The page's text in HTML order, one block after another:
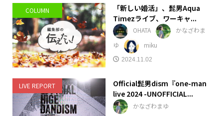
COLUMN
「新しい婚活」、髭男Aqua
Timezライブ、ワーキャ...
OHATA
かなざわま
ゆ
miku
2024.11.02
LIVE REPORT
Official髭男dism『one-man
live 2024 -UNOFFICIAL...
かなざわまゆ